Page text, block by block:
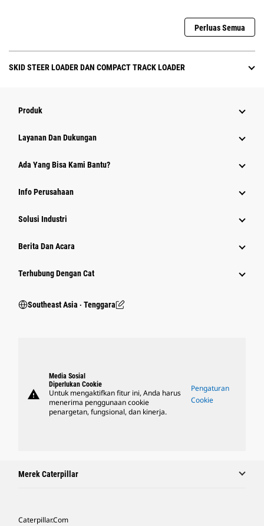
Perluas Semua
SKID STEER LOADER DAN COMPACT TRACK LOADER
Produk
Layanan Dan Dukungan
Ada Yang Bisa Kami Bantu?
Info Perusahaan
Solusi Industri
Berita Dan Acara
Terhubung Dengan Cat
Southeast Asia ‧ Tenggara
warning
Media Sosial
Diperlukan Cookie
Untuk mengaktifkan fitur ini, Anda harus
menerima penggunaan cookie
penargetan, fungsional, dan kinerja.
Pengaturan
Cookie
Merek Caterpillar
Caterpillar.com